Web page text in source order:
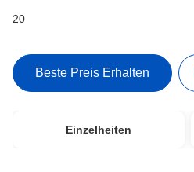
20
Beste Preis Erhalten
Einzelheiten